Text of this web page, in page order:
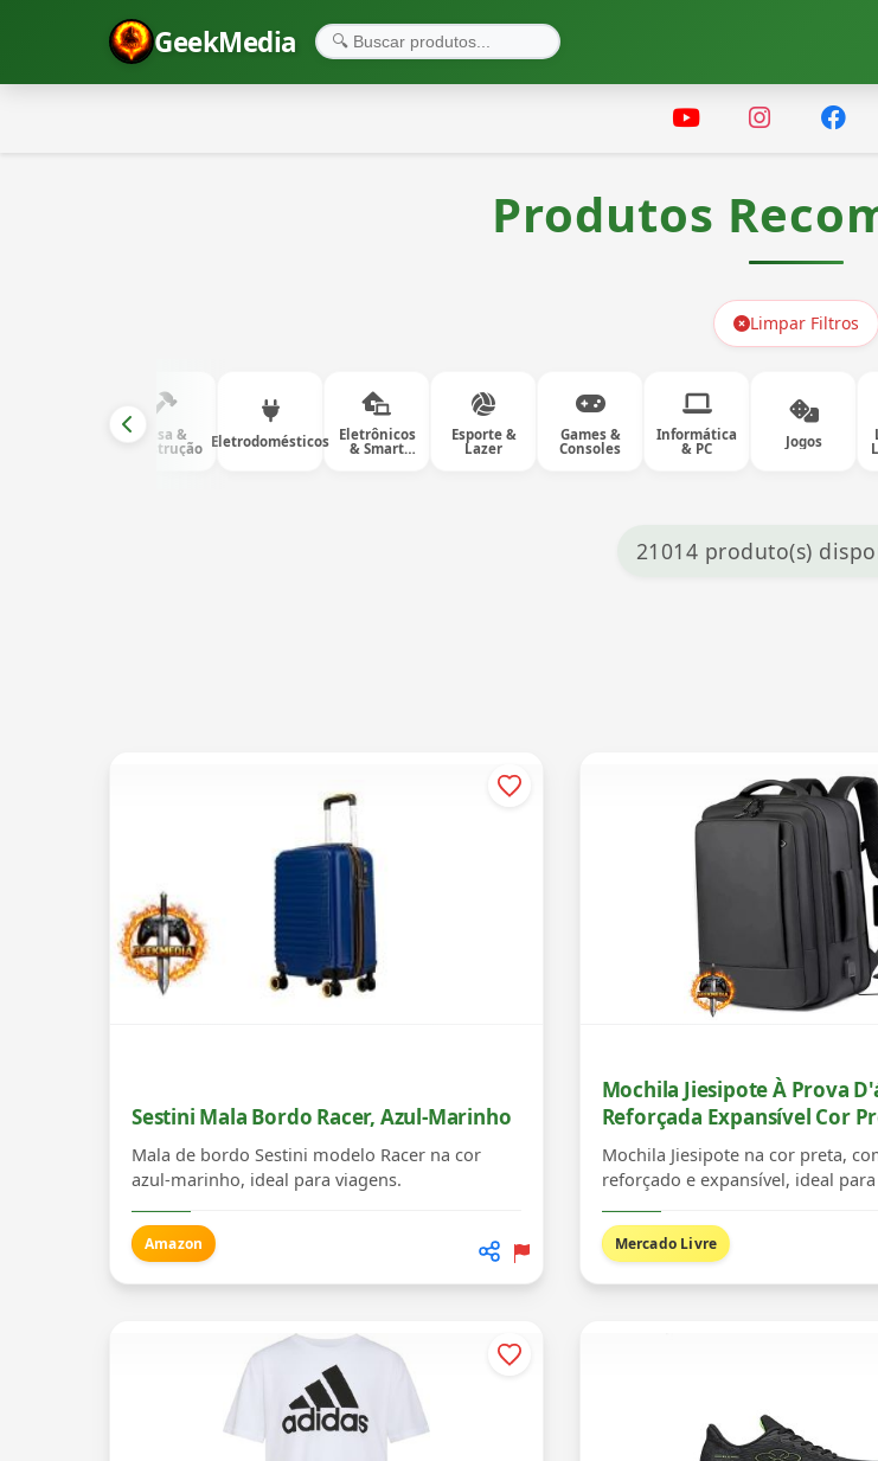
GeekMedia
Produtos
Limpar Filtros
Casa &
Construção Eletrodomésticos Eletrônicos
& Smart
Esporte &
Lazer
Games &
Consoles
Informática
& PC
Jogos
21014 produto(s)
Sestini Mala Bordo Racer, Azul-Marinho
Mala de bordo Sestini modelo Racer na cor
azul-marinho, ideal para viagens.
Amazon
Mochila Jiesipote À Prova
Reforçada Expansível Cor
Mochila Jiesipote na cor preta,
reforçado e expansível, ideal
Mercado Livre